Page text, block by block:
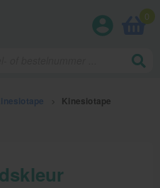
0
Kinesiotape